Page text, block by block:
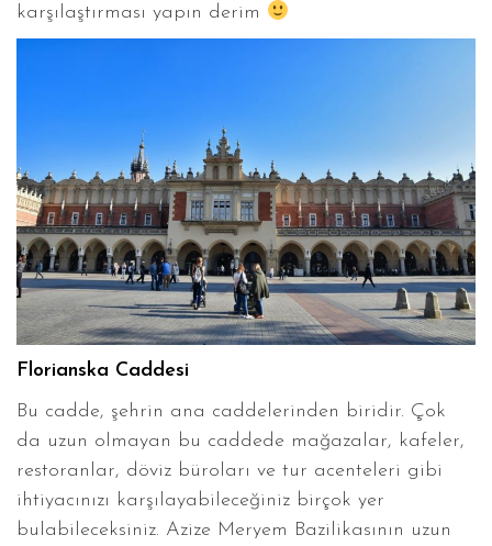
karşılaştırması yapın derim
Florianska Caddesi
Bu cadde, şehrin ana caddelerinden biridir. Çok
da uzun olmayan bu caddede mağazalar, kafeler,
restoranlar, döviz büroları ve tur acenteleri gibi
ihtiyacınızı karşılayabileceğiniz birçok yer
bulabileceksiniz. Azize Meryem Bazilikasının uzun